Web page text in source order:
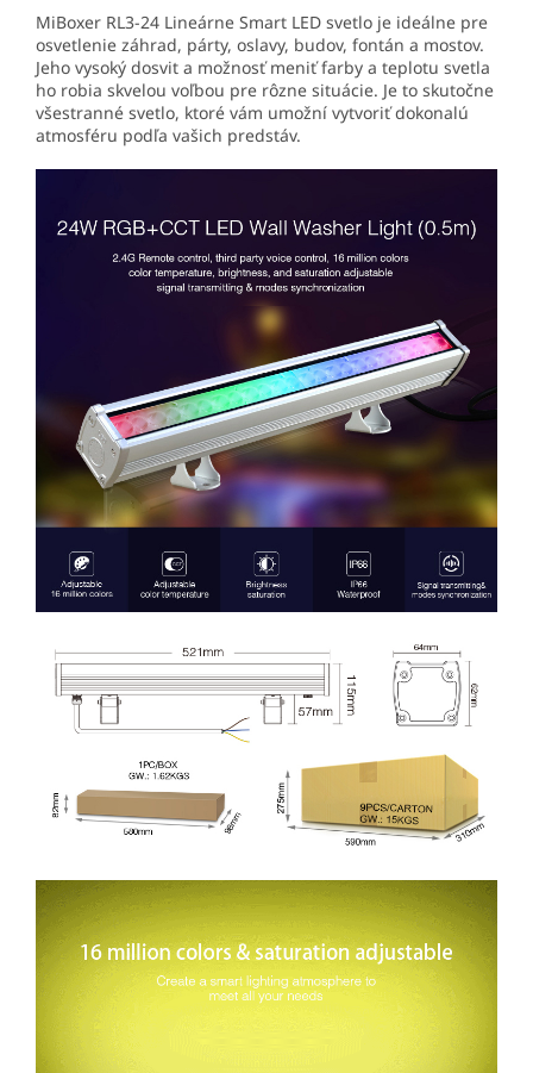
MiBoxer RL3-24 Lineárne Smart LED svetlo je ideálne pre
osvetlenie záhrad, párty, oslavy, budov, fontán a mostov.
Jeho vysoký dosvit a možnosť meniť farby a teplotu svetla
ho robia skvelou voľbou pre rôzne situácie. Je to skutočne
všestranné svetlo, ktoré vám umožní vytvoriť dokonalú
atmosféru podľa vašich predstáv.